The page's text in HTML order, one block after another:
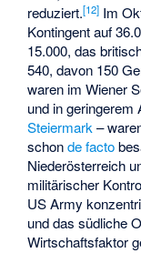
reduziert.[12] Im
Kontingent auf
15.000, das
540, davon 150
waren im Wiener
und in geringerem
Steiermark–
schonde facto
Niederösterreich
militärischer
US Army
und das südliche
Wirtschaftsfaktor